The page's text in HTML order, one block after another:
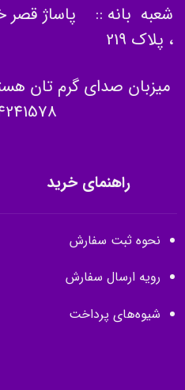
شعبه بانه :: پاساژ قصر
، پلاک 219
میزبان صدای گرم تان
راهنمای خرید
نحوه ثبت سفارش
رویه ارسال سفارش
شیوه‌های پرداخت